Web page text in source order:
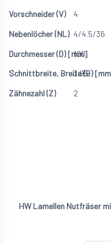
4
4/4.5/36
100
3.95
2
HW Lamellen Nutfräser